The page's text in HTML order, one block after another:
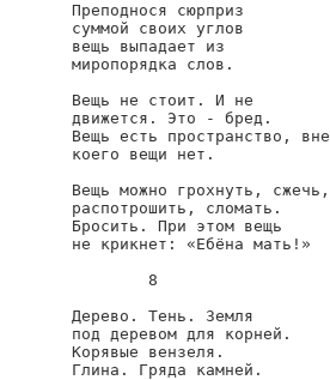
Преподнося сюрприз
суммой своих углов
вещь выпадает из
миропорядка слов.
Вещь не стоит. И не
движется. Это - бред.
Вещь есть пространство, вне
коего вещи нет.
Вещь можно грохнуть, сжечь,
распотрошить, сломать.
Бросить. При этом вещь
не крикнет: «Ебёна мать!»
        8
Дерево. Тень. Земля
под деревом для корней.
Корявые вензеля.
Глина. Гряда камней.